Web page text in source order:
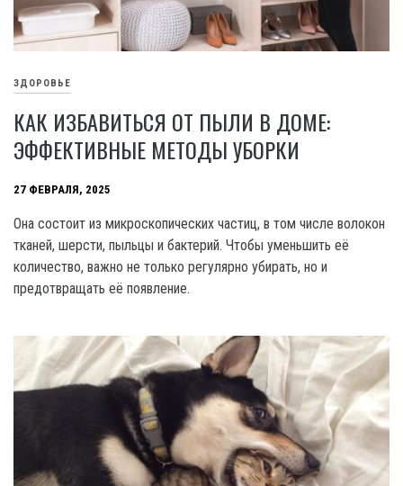
ЗДОРОВЬЕ
КАК ИЗБАВИТЬСЯ ОТ ПЫЛИ В ДОМЕ:
ЭФФЕКТИВНЫЕ МЕТОДЫ УБОРКИ
27 ФЕВРАЛЯ, 2025
Она состоит из микроскопических частиц, в том числе волокон
тканей, шерсти, пыльцы и бактерий. Чтобы уменьшить её
количество, важно не только регулярно убирать, но и
предотвращать её появление.